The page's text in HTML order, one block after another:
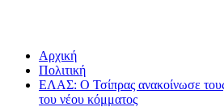
Αρχική
Πολιτική
ΕΛΑΣ: Ο Τσίπρας ανακοίνωσε
του νέου κόμματος